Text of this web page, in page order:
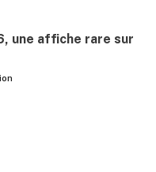
une affiche rare sur